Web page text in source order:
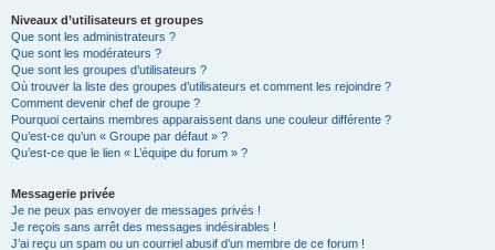
Niveaux d’utilisateurs et groupes
Que sont les administrateurs ?
Que sont les modérateurs ?
Que sont les groupes d’utilisateurs ?
Où trouver la liste des groupes d’utilisateurs et comment les rejoindre ?
Comment devenir chef de groupe ?
Pourquoi certains membres apparaissent dans une couleur différente ?
Qu’est-ce qu’un « Groupe par défaut » ?
Qu’est-ce que le lien « L’équipe du forum » ?
Messagerie privée
Je ne peux pas envoyer de messages privés !
Je reçois sans arrêt des messages indésirables !
J’ai reçu un spam ou un courriel abusif d’un membre de ce forum !